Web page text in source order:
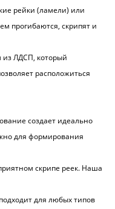
рейки (ламели) или
прогибаются, скрипят и
из ЛДСП, который
расположиться
создает идеально
для формирования
скрипе реек. Наша
для любых типов